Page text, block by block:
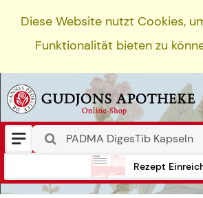
Diese Website nutzt Cookies,
Funktionalität bieten zu
Rezept